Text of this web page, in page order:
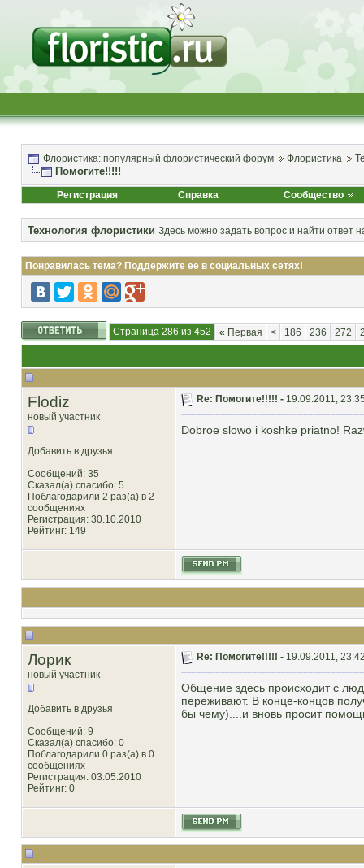
Флористика: популярный флористический форум Флористика
Помогите!!!!!
Регистрация Справка Сообщество
Технология флористики Здесь можно задать вопрос и найти ответ
Понравилась тема? Поддержите ее в социальных сетях!
Страница 286 из 452 « Первая < 186 236 272
Flodiz
новый участник
Добавить в друзья
Сообщений: 35
Сказал(а) спасибо: 5
Поблагодарили 2 раз(а) в 2
сообщениях
Регистрация: 30.10.2010
Рейтинг: 149
Re: Помогите!!!!! - 19.09.2011,
Dobroe slowo i koshke priatno!
Лорик
новый участник
Добавить в друзья
Сообщений: 9
Сказал(а) спасибо: 0
Поблагодарили 0 раз(а) в 0
сообщениях
Регистрация: 03.05.2010
Рейтинг: 0
Re: Помогите!!!!! - 19.09.2011,
Общение здесь происходит с
переживают. В конце-концов
бы чему)....и вновь просит